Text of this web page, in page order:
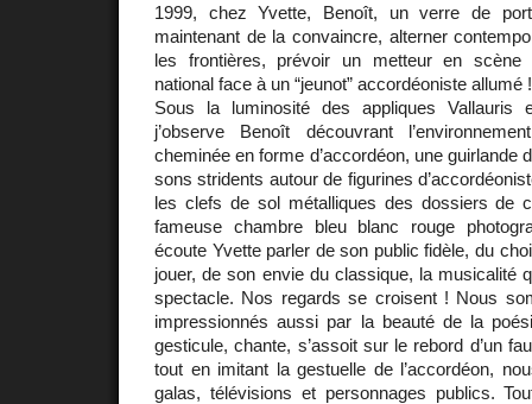
1999, chez Yvette, Benoît, un verre de
maintenant de la convaincre, alterner
les frontières, prévoir un metteur en scène
national face à un “jeunot” accordéoniste allumé !
Sous la luminosité des appliques Vallauris
j’observe Benoît découvrant
cheminée en forme d’accordéon, une guirlande
sons stridents autour de figurines
les clefs de sol métalliques des dossiers de
fameuse chambre bleu blanc rouge
écoute Yvette parler de son public fidèle, du
jouer, de son envie du classique, la musicalité
spectacle. Nos regards se croisent ! Nous
impressionnés aussi par la beauté de la
gesticule, chante, s’assoit sur le rebord d’un
tout en imitant la gestuelle de l’accordéon,
galas, télévisions et personnages publics.